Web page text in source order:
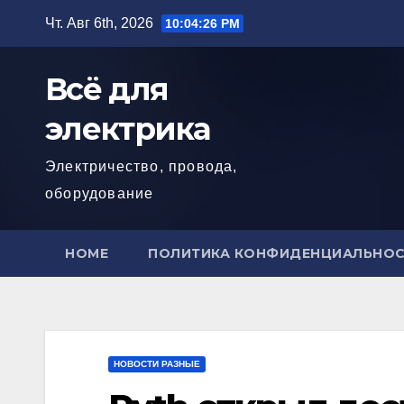
Чт. Авг 6th, 2026 10:04:28 PM
Всё для
электрика
Электричество, провода,
оборудование
HOME ПОЛИТИКА
НОВОСТИ РАЗНЫЕ